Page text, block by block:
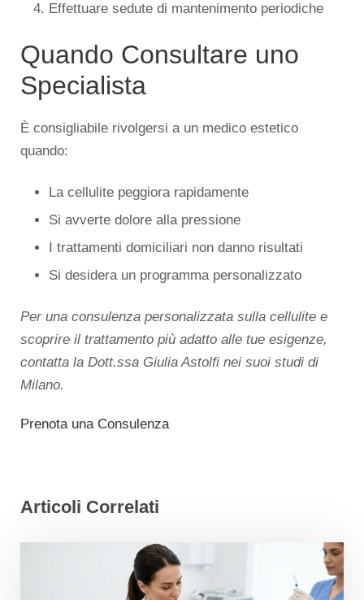
Effettuare sedute di mantenimento periodiche
Quando Consultare uno
Specialista
È consigliabile rivolgersi a un medico estetico
quando:
La cellulite peggiora rapidamente
Si avverte dolore alla pressione
I trattamenti domiciliari non danno risultati
Si desidera un programma personalizzato
Per una consulenza personalizzata sulla cellulite e
scoprire il trattamento più adatto alle tue esigenze,
contatta la Dott.ssa Giulia Astolfi nei suoi studi di
Milano.
Prenota una Consulenza
Articoli Correlati